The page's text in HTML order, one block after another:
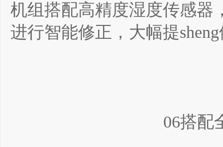
机组搭配高精度湿度传感器
进行智能修正，大幅提
06搭配